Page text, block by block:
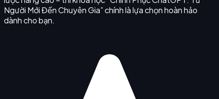
Người Mới Đến Chuyên Gia” chính là lựa chọn hoàn hảo
dành cho bạn.